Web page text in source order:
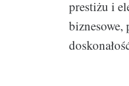
prestiżu i
biznesowe,